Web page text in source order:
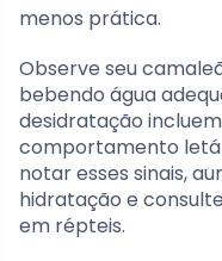
menos prática.
Observe seu
bebendo água
desidratação
comportamento
notar esses sinais,
hidratação e
em répteis.